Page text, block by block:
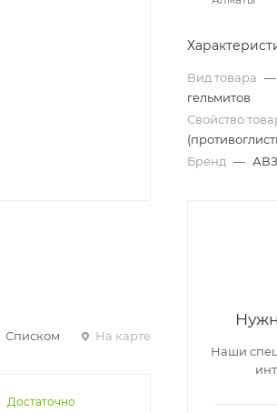
Списком На карте
Достаточно
Вид товара —
гельмитов
Свойство
Бренд — АВЗ
Наши